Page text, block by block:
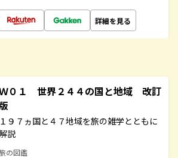
詳細を見る
０１ 世界２４４の国と地域 改訂
１９７ヵ国と４７地域を旅の雑学とともに
説
の図鑑